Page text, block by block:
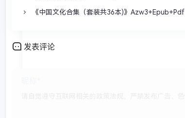
《中国文化合集（套装共36本)》Azw3+Epub+Pdf
发表评论